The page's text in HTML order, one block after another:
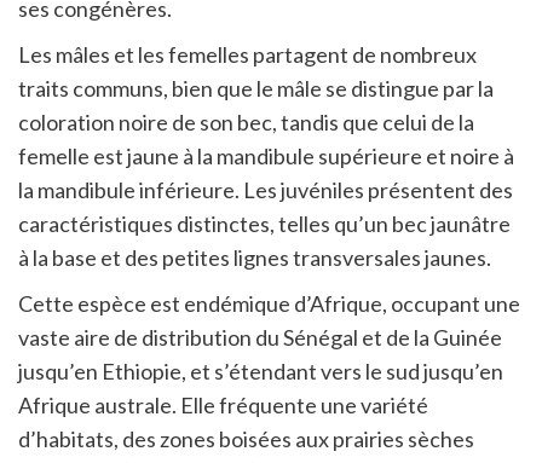
ses congénères.
Les mâles et les femelles partagent de nombreux
traits communs, bien que le mâle se distingue par la
coloration noire de son bec, tandis que celui de la
femelle est jaune à la mandibule supérieure et noire à
la mandibule inférieure. Les juvéniles présentent des
caractéristiques distinctes, telles qu’un bec jaunâtre
à la base et des petites lignes transversales jaunes.
Cette espèce est endémique d’Afrique, occupant une
vaste aire de distribution du Sénégal et de la Guinée
jusqu’en Ethiopie, et s’étendant vers le sud jusqu’en
Afrique australe. Elle fréquente une variété
d’habitats, des zones boisées aux prairies sèches